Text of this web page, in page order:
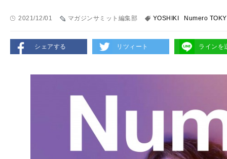
2021/12/01 マガジンサミット編集部 YOSHIKI Numero
シェアする リツィート ラインを